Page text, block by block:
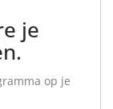
je
op je